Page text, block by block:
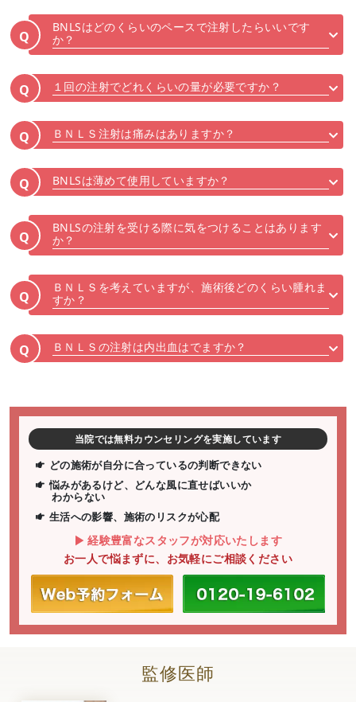
Q
BNLSはどのくらいのペースで注射したらいいです
か？
Q １回の注射でどれくらいの量が必要ですか？
Q ＢＮＬＳ注射は痛みはありますか？
Q BNLSは薄めて使用していますか？
Q
BNLSの注射を受ける際に気をつけることはあります
か？
Q
ＢＮＬＳを考えていますが、施術後どのくらい腫れま
すか？
Q ＢＮＬＳの注射は内出血はでますか？
当院では無料カウンセリングを実施しています
どの施術が自分に合っているの判断できない
悩みがあるけど、どんな風に直せばいいか
わからない
生活への影響、施術のリスクが心配
経験豊富なスタッフが対応いたします
お一人で悩まずに、お気軽にご相談ください
監修医師